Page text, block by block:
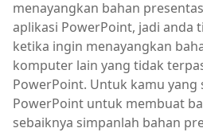
menayangkan bahan
aplikasi PowerPoint, jadi anda
ketika ingin menayangkan
komputer lain yang tidak
PowerPoint. Untuk kamu
PowerPoint untuk membuat
sebaiknya simpanlah bahan